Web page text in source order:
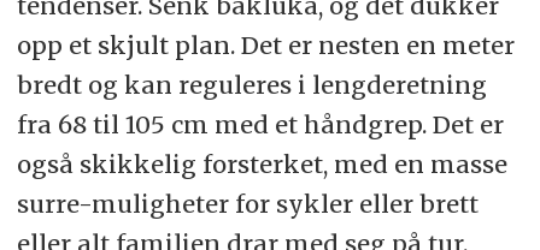
opp et skjult plan. Det er nesten en meter
bredt og kan reguleres i lengderetning
fra 68 til 105 cm med et håndgrep. Det er
også skikkelig forsterket, med en masse
surre-muligheter for sykler eller brett
eller alt familien drar med seg på tur.